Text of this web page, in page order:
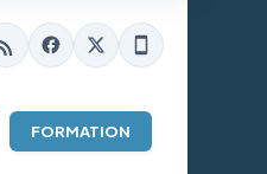
FORMATION